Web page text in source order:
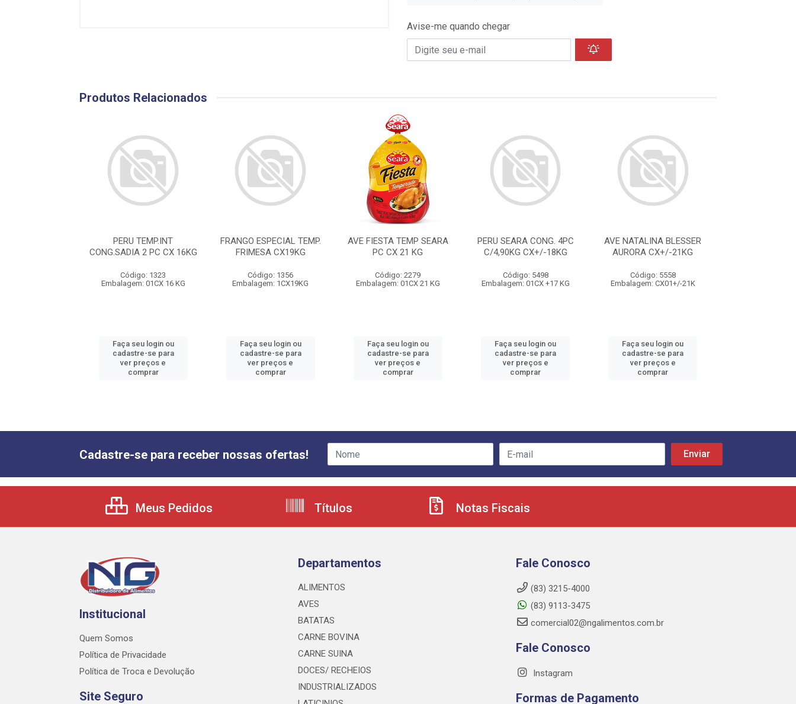
Avise-me quando chegar
Produtos Relacionados
PERU TEMP.INT
CONG.SADIA 2 PC CX 16KG
Código: 1323
Embalagem: 01CX 16 KG
Faça seu login ou
cadastre-se para
ver preços e
comprar
FRANGO ESPECIAL TEMP.
FRIMESA CX19KG
Código: 1356
Embalagem: 1CX19KG
Faça seu login ou
cadastre-se para
ver preços e
comprar
AVE FIESTA TEMP SEARA
PC CX 21 KG
Código: 2279
Embalagem: 01CX 21 KG
Faça seu login ou
cadastre-se para
ver preços e
comprar
PERU SEARA CONG. 4PC
C/4,90KG CX+/-18KG
Código: 5498
Embalagem: 01CX +17 KG
Faça seu login ou
cadastre-se para
ver preços e
comprar
AVE NATALINA BLESSER
AURORA CX+/-21KG
Código: 5558
Embalagem: CX01+/-21K
Faça seu login ou
cadastre-se para
ver preços e
comprar
Cadastre-se para receber nossas ofertas!
Meus Pedidos Títulos Notas Fiscais
Institucional
Quem Somos
Política de Privacidade
Política de Troca e Devolução
Site Seguro
Departamentos
ALIMENTOS
AVES
BATATAS
CARNE BOVINA
CARNE SUINA
DOCES/ RECHEIOS
INDUSTRIALIZADOS
Fale Conosco
(83) 3215-4000
(83) 9113-3475
comercial02@ngalimentos.com.br
Fale Conosco
Instagram
Formas de Pagamento